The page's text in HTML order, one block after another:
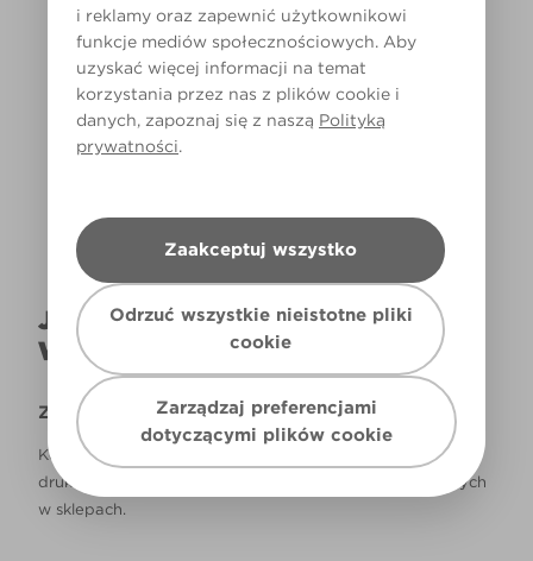
i reklamy oraz zapewnić użytkownikowi
funkcje mediów społecznościowych. Aby
uzyskać więcej informacji na temat
korzystania przez nas z plików cookie i
danych, zapoznaj się z naszą Polityką
prywatności.
Zaakceptuj wszystko
Odrzuć wszystkie nieistotne pliki
cookie
Zarządzaj preferencjami
dotyczącymi plików cookie
Światło dzienne
JAK NAPRAWDĘ KOLOR BĘDZIE
WYGLĄDAŁ W TWOIM DOMU?
Zastrzeżenie
Kolory, które są widoczne na monitorze i/lub kolory
drukowane, mogą się różnić od rzeczywistych, dostępnych
w sklepach.